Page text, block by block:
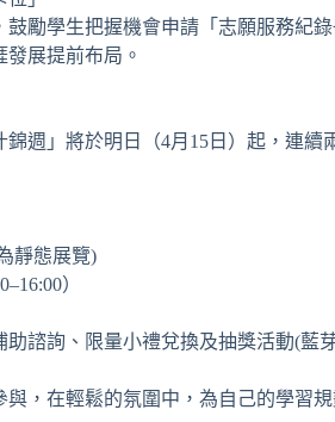
勵學生把握機會申請「志願服務紀
展提前布局。
週」將於明日（4月15日）起，連
靜態展覽)
）
諮詢、限量小禮兌換及抽獎活動(藍
，在輕鬆的氛圍中，為自己的學習